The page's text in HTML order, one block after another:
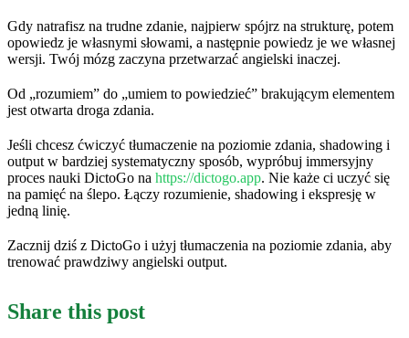
Gdy natrafisz na trudne zdanie, najpierw spójrz na strukturę, potem
opowiedz je własnymi słowami, a następnie powiedz je we własnej
wersji. Twój mózg zaczyna przetwarzać angielski inaczej.
Od „rozumiem” do „umiem to powiedzieć” brakującym elementem
jest otwarta droga zdania.
Jeśli chcesz ćwiczyć tłumaczenie na poziomie zdania, shadowing i
output w bardziej systematyczny sposób, wypróbuj immersyjny
proces nauki DictoGo na https://dictogo.app. Nie każe ci uczyć się
na pamięć na ślepo. Łączy rozumienie, shadowing i ekspresję w
jedną linię.
Zacznij dziś z DictoGo i użyj tłumaczenia na poziomie zdania, aby
trenować prawdziwy angielski output.
Share this post